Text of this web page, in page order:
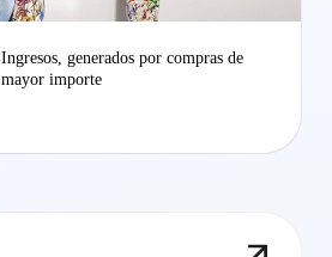
Ingresos, generados por compras de
mayor importe